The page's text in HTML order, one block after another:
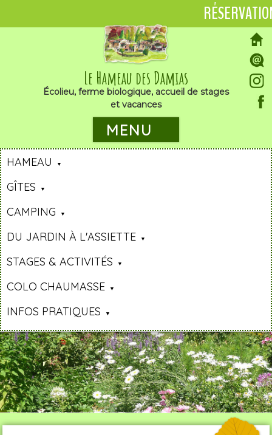
Le Hameau des Damias
Écolieu, ferme biologique, accueil de stages
et vacances
MENU
HAMEAU
GÎTES
CAMPING
DU JARDIN À L'ASSIETTE
STAGES & ACTIVITÉS
COLO CHAUMASSE
INFOS PRATIQUES